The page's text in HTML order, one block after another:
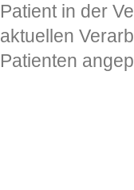
Patient in der
aktuellen
Patienten